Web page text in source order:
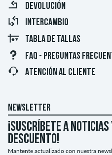
DEVOLUCIÓN
INTERCAMBIO
TABLA DE TALLAS
FAQ - PREGUNTAS
ATENCIÓN AL CLIENTE
NEWSLETTER
¡Suscríbete a noticias
descuento!
Mantente actualizado con nuestra